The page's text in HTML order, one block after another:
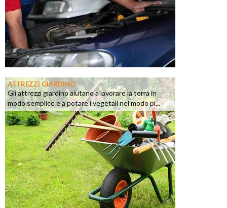
ATTREZZI GIARDINO
Gli attrezzi giardino aiutano a lavorare la terra in
modo semplice e a potare i vegetali nel modo pi...